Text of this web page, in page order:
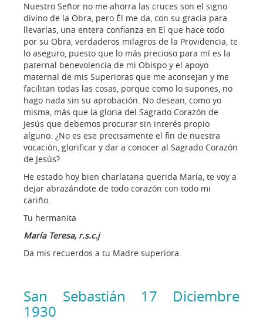
Nuestro Señor no me ahorra las cruces son el signo
divino de la Obra, pero Él me da, con su gracia para
llevarlas, una entera confianza en El que hace todo
por su Obra, verdaderos milagros de la Providencia, te
lo aseguro, puesto que lo más precioso para mí es la
paternal benevolencia de mi Obispo y el apoyo
maternal de mis Superioras que me aconsejan y me
facilitan todas las cosas, porque como lo supones, no
hago nada sin su aprobación. No desean, como yo
misma, más que la gloria del Sagrado Corazón de
Jesús que debemos procurar sin interés propio
alguno. ¿No es ese precisamente el fin de nuestra
vocación, glorificar y dar a conocer al Sagrado Corazón
de Jesús?
He estado hoy bien charlatana querida María, te voy a
dejar abrazándote de todo corazón con todo mi
cariño.
Tu hermanita
María Teresa, r.s.c.j
Da mis recuerdos a tu Madre superiora.
San Sebastián 17 Diciembre
1930